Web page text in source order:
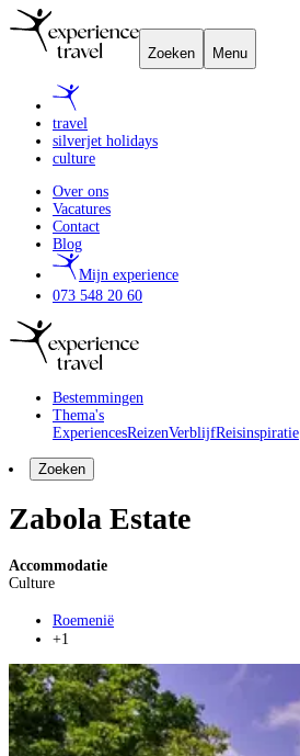
Zoeken Menu
travel
silverjet holidays
culture
Over ons
Vacatures
Contact
Blog
Mijn experience
073 548 20 60
Bestemmingen
Thema's
ExperiencesReizenVerblijfReisinspiratie
Zoeken
Zabola Estate
Accommodatie
Culture
Roemenië
+1